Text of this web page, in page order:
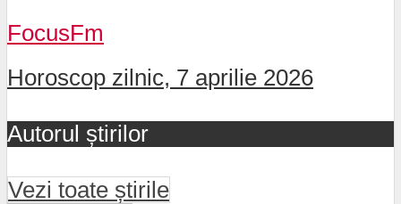
FocusFm
Horoscop zilnic, 7 aprilie 2026
Autorul știrilor
Vezi toate știrile